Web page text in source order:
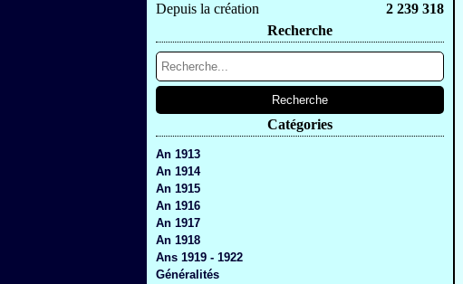
Depuis la création
2 239 318
Recherche
Catégories
An 1913
An 1914
An 1915
An 1916
An 1917
An 1918
Ans 1919 - 1922
Généralités